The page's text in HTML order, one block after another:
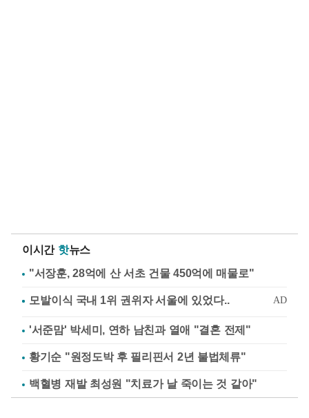
이시간 핫뉴스
"서장훈, 28억에 산 서초 건물 450억에 매물로"
'서준맘' 박세미, 연하 남친과 열애 "결혼 전제"
황기순 "원정도박 후 필리핀서 2년 불법체류"
백혈병 재발 최성원 "치료가 날 죽이는 것 같아"